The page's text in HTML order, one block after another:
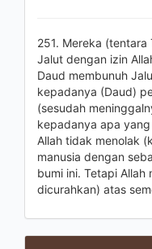
251. Mereka
Jalut dengan izin
Daud membunuh
kepadanya (Daud)
(sesudah
kepadanya apa
Allah tidak menolak
manusia dengan
bumi ini. Tetapi Allah
dicurahkan) atas